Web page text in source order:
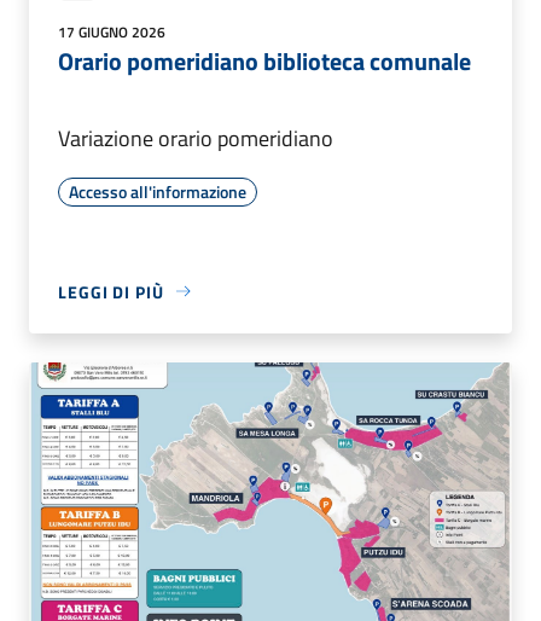
17 GIUGNO 2026
Orario pomeridiano biblioteca comunale
Variazione orario pomeridiano
Accesso all'informazione
LEGGI DI PIÙ